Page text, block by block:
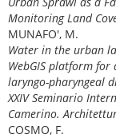
Monitoring Land
MUNAFO', M.
Water in the urban
WebGIS platform
laryngo-pharyngeal
XXIV Seminario
Camerino.
COSMO, F.